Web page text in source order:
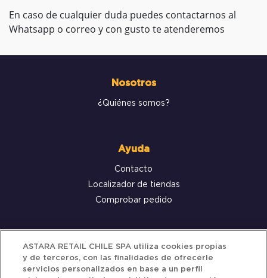
En caso de cualquier duda puedes contactarnos al
Whatsapp o correo y con gusto te atenderemos
Nosotros
¿Quiénes somos?
Ayuda
Contacto
Localizador de tiendas
Comprobar pedido
Servicio al cliente
Términos y Condiciones
ASTARA RETAIL CHILE SPA utiliza cookies propias
y de terceros, con las finalidades de ofrecerle
servicios personalizados en base a un perfil